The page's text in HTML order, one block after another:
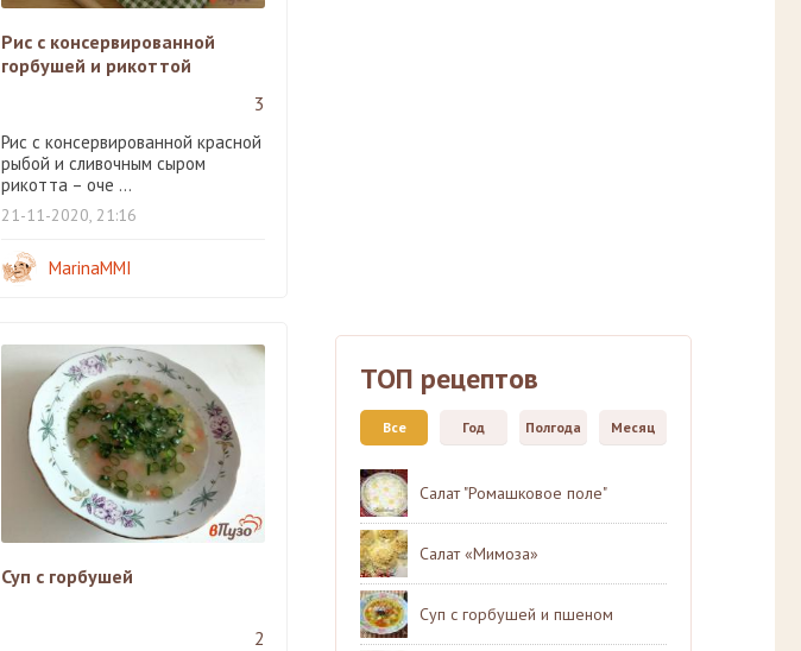
Рис с консервированной
горбушей и рикоттой
3
Рис с консервированной красной
рыбой и сливочным сыром
рикотта – оче ...
21-11-2020, 21:16
MarinaMMI
Суп с горбушей
2
ТОП рецептов
Все Год Полгода Месяц
Салат "Ромашковое поле"
Салат «Мимоза»
Суп с горбушей и пшеном